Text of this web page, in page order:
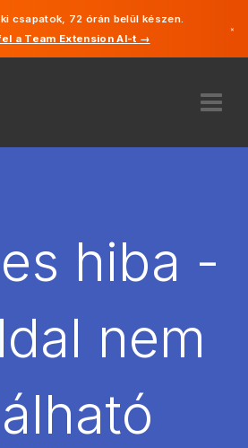
csapatok, 72 órán belül készen.
a Team Extension AI-t →
×
hiba -
nem